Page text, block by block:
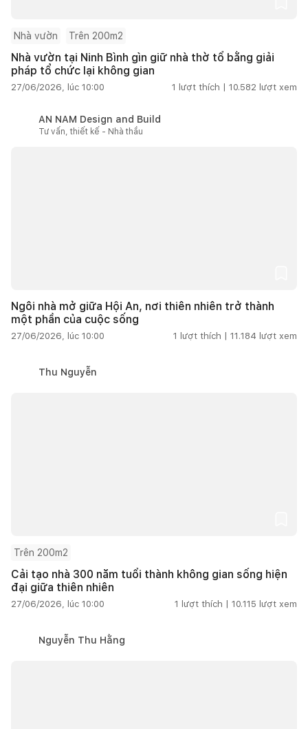
Nhà vườn Trên 200m2
Nhà vườn tại Ninh Bình gìn giữ nhà thờ tổ bằng giải
pháp tổ chức lại không gian
27/06/2026, lúc 10:00 1 lượt thích | 10.582 lượt xem
AN NAM Design and Build
Tư vấn, thiết kế - Nhà thầu
Ngôi nhà mở giữa Hội An, nơi thiên nhiên trở thành
một phần của cuộc sống
27/06/2026, lúc 10:00 1 lượt thích | 11.184 lượt xem
Thu Nguyễn
Trên 200m2
Cải tạo nhà 300 năm tuổi thành không gian sống hiện
đại giữa thiên nhiên
27/06/2026, lúc 10:00 1 lượt thích | 10.115 lượt xem
Nguyễn Thu Hằng